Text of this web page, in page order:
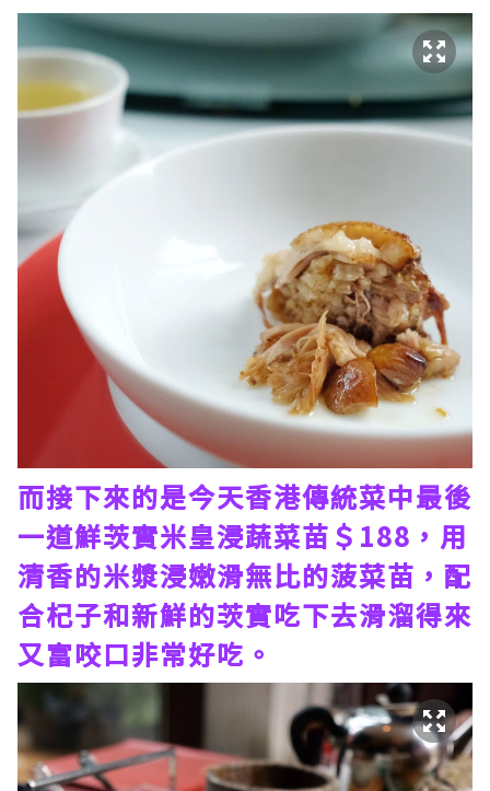
而接下來的是今天香港傳統菜中最後
一道鮮茨實米皇浸蔬菜苗＄188，用
清香的米漿浸嫩滑無比的菠菜苗，配
合杞子和新鮮的茨實吃下去滑溜得來
又富咬口非常好吃。